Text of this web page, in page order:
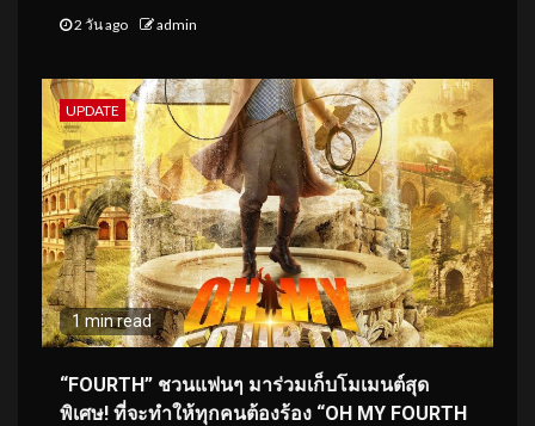
2 วัน ago admin
UPDATE
1 min read
“FOURTH” ชวนแฟนๆ มาร่วมเก็บโมเมนต์สุด
พิเศษ! ที่จะทำให้ทุกคนต้องร้อง “OH MY FOURTH